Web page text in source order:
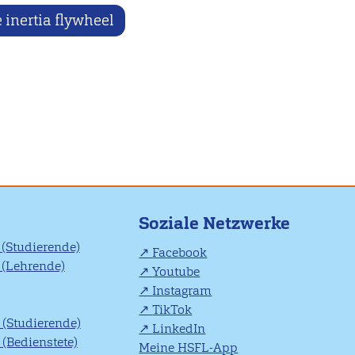
inertia flywheel
Soziale Netzwerke
Facebook
Youtube
Instagram
TikTok
LinkedIn
Meine HSFL-App